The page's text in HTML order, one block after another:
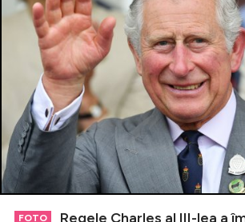
FOTO Regele Charles al III-lea a